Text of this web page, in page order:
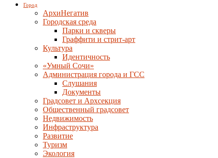
Город
АрхиНегатив
Городская среда
Парки и скверы
Граффити и стрит-арт
Культура
Идентичность
«Умный Сочи»
Администрация города и ГСС
Слушания
Документы
Градсовет и Архсекция
Общественный градсовет
Недвижимость
Инфраструктура
Развитие
Туризм
Экология